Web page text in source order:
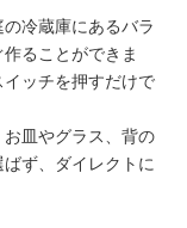
冷蔵庫にあるバラ
ることができま
ッチを押すだけで
皿やグラス、背の
ず、ダイレクトに